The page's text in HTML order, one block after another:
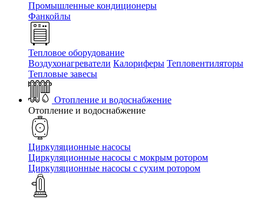
Промышленные кондиционеры
Фанкойлы
Тепловое оборудование
Воздухонагреватели Калориферы Тепловентиляторы
Тепловые завесы
Отопление и водоснабжение
Отопление и водоснабжение
Циркуляционные насосы
Циркуляционные насосы с мокрым ротором
Циркуляционные насосы с сухим ротором